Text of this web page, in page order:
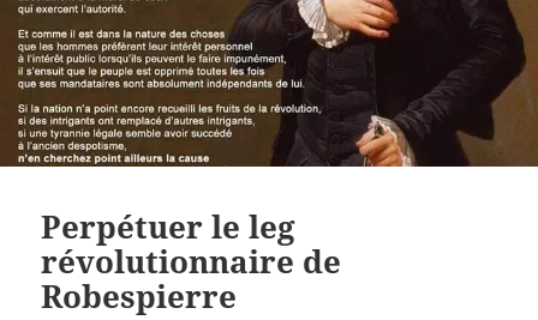
Perpétuer le leg
révolutionnaire de
Robespierre